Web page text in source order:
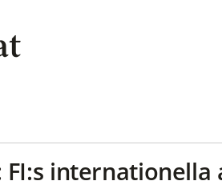
FI:s internationella